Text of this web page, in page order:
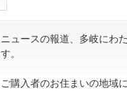
ュースの報道、多岐にわ
。
購入者のお住まいの地域